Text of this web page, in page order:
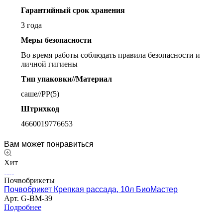
Гарантийный срок хранения
3 года
Меры безопасности
Во время работы соблюдать правила безопасности и
личной гигиены
Тип упаковки//Материал
саше//PP(5)
Штрихкод
4660019776653
Вам может понравиться
Хит
Почвобрикеты
Почвобрикет Крепкая рассада, 10л БиоМастер
Арт. G-BM-39
Подробнее